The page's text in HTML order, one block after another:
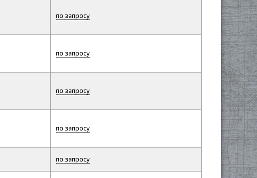
по запросу
по запросу
по запросу
по запросу
по запросу